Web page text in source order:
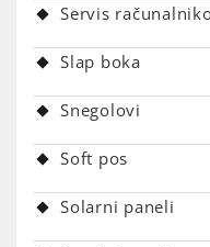
Servis
Slap boka
Snegolovi
Soft pos
Solarni paneli